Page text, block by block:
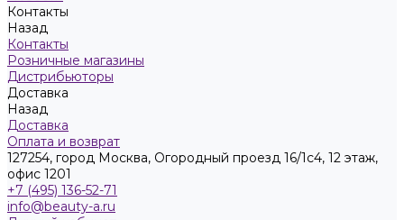
Контакты
Назад
Контакты
Розничные магазины
Дистрибьюторы
Доставка
Назад
Доставка
Оплата и возврат
127254, город Москва, Огородный проезд 16/1с4, 12 этаж,
офис 1201
+7 (495) 136-52-71
info@beauty-a.ru